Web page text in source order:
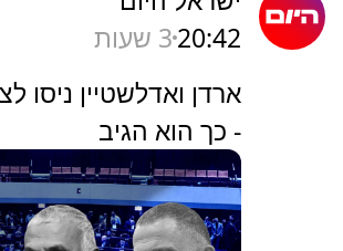
20:423 שעות
ארדן ואדלשטיין ניסו
- כך הוא הגיב